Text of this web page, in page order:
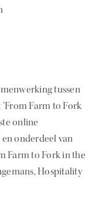
tussen
Farm to Fork
online
onderdeel van
Farm to Fork in the
Hospitality